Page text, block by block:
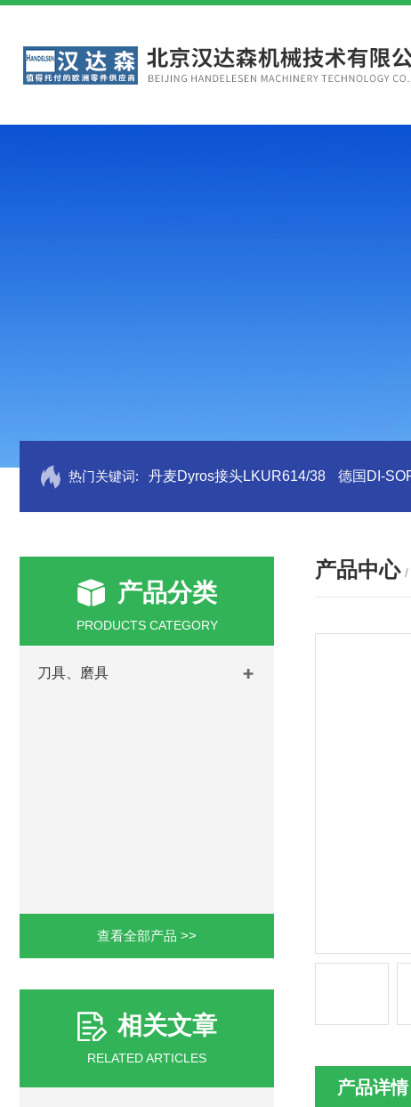
热门关键词: 丹麦Dyros接头LKUR614/38 德国DI-
产品分类
PRODUCTS CATEGORY
刀具、磨具
查看全部产品 >>
相关文章
RELATED ARTICLES
产品中心 /
产品详情